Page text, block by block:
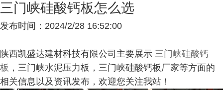
三门峡硅酸钙板怎么选
发布时间：2024/2/28 16:52:00
陕西凯盛达建材科技有限公司主要展示 三门峡硅酸钙
板 ，三门峡水泥压力板，三门峡硅酸钙板厂家等方面的
相关信息以及资讯发布，欢迎您关注我站！